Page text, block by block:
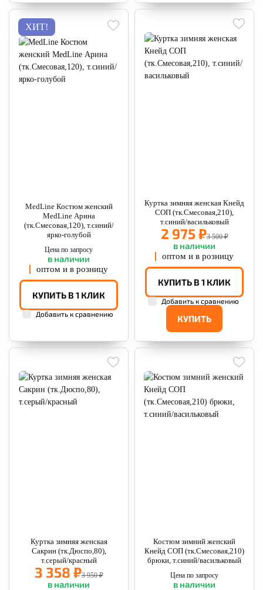
ХИТ!
MedLine Костюм женский
MedLine Арина
(тк.Смесовая,120), т.синий/
ярко-голубой
Цена по запросу
в наличии
оптом и в розницу
КУПИТЬ В 1 КЛИК
Добавить к сравнению
Куртка зимняя женская Кнейд
СОП (тк.Смесовая,210),
т.синий/васильковый
2 975 ₽3 500 ₽
в наличии
оптом и в розницу
КУПИТЬ
КУПИТЬ В 1 КЛИК
Добавить к сравнению
Куртка зимняя женская
Сакрин (тк.Дюспо,80),
т.серый/красный
3 358 ₽3 950 ₽
в наличии
Костюм зимний женский
Кнейд СОП (тк.Смесовая,210)
брюки, т.синий/васильковый
Цена по запросу
в наличии